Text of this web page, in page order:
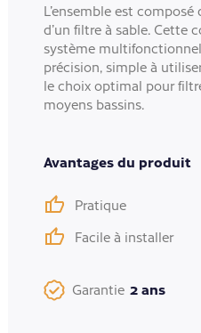
L’ensemble est
d’un filtre à sable. Cette
système
précision, simple à
le choix optimal pour
moyens bassins.
Avantages du produit
Pratique
Facile à installer
Garantie 2 ans